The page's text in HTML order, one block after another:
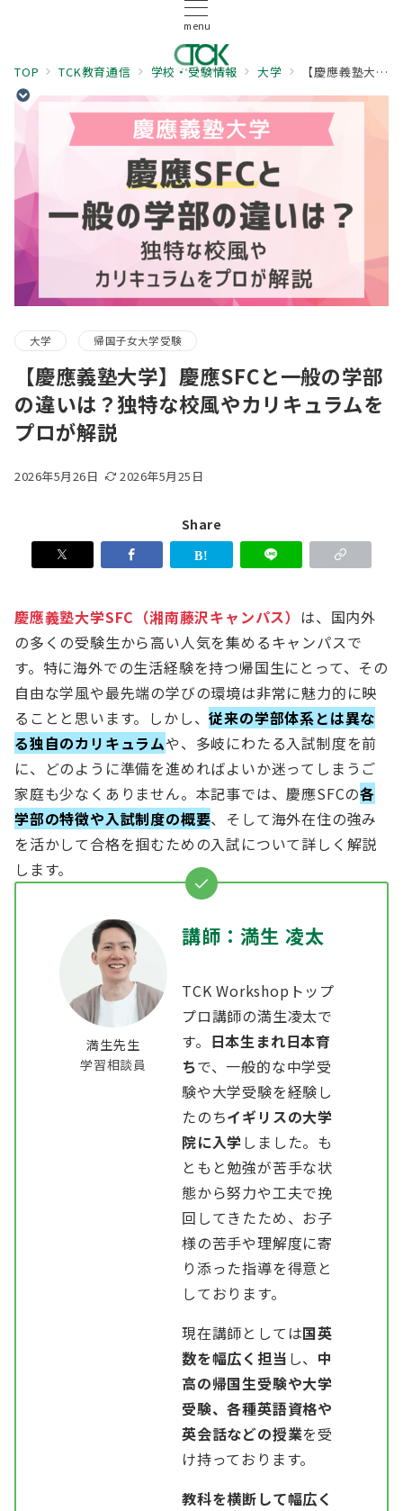
menu
TOP TCK教育通信 学校・受験情報 大学 【慶應義塾大学】慶應SFCと一般の学部の違いは？独特な校風やカリキュラムをプロが解説
大学 帰国子女大学受験
【慶應義塾大学】慶應SFCと一般の学部
の違いは？独特な校風やカリキュラムを
プロが解説
2026年5月26日 2026年5月25日
Share
慶應義塾大学SFC（湘南藤沢キャンパス） は、国内外
の多くの受験生から高い人気を集めるキャンパスで
す。特に海外での生活経験を持つ帰国生にとって、その
自由な学風や最先端の学びの環境は非常に魅力的に映
ることと思います。しかし、従来の学部体系とは異な
る独自のカリキュラムや、多岐にわたる入試制度を前
に、どのように準備を進めればよいか迷ってしまうご
家庭も少なくありません。本記事では、慶應SFCの各
学部の特徴や入試制度の概要、そして海外在住の強み
を活かして合格を掴むための入試について詳しく解説
します。
満生先生
学習相談員
講師：満生 凌太
TCK Workshopトップ
プロ講師の満生凌太で
す。 日本生まれ日本育
ちで、一般的な中学受
験や大学受験を経験し
たのちイギリスの大学
院に入学しました。も
ともと勉強が苦手な状
態から努力や工夫で挽
回してきたため、お子
様の苦手や理解度に寄
り添った指導を得意と
しております。
現在講師としては国英
数を幅広く担当 し、 中
高の帰国生受験や大学
受験、各種英語資格や
英会話などの授業を受
け持っております。
教科を横断して幅広く